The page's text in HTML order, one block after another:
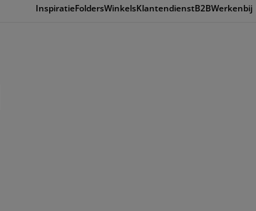
InspiratieFoldersWinkelsKlantendienstB2BWerkenbij